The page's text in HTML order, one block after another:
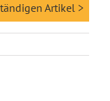
Artikel >